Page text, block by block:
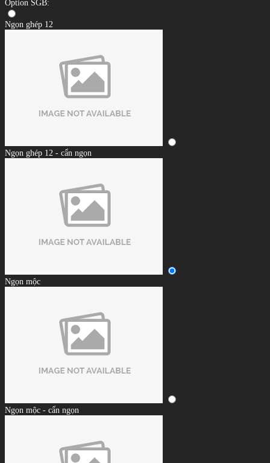
Option SGB:
Ngọn ghép 12
Ngọn ghép 12 - cẩn ngọn
Ngọn mộc
Ngọn mộc - cẩn ngọn